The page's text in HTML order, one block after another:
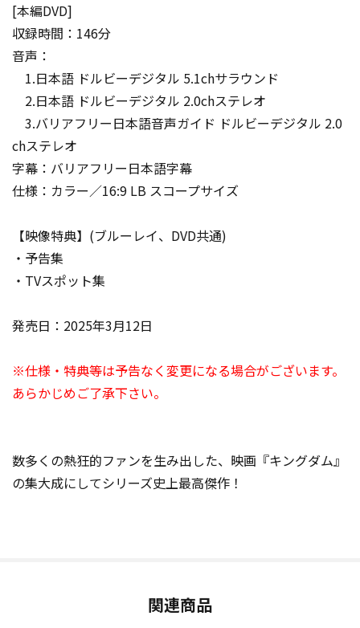
[本編DVD]
収録時間：146分
音声：
1.日本語 ドルビーデジタル 5.1chサラウンド
2.日本語 ドルビーデジタル 2.0chステレオ
3.バリアフリー日本語音声ガイド ドルビーデジタル 2.0
chステレオ
字幕：バリアフリー日本語字幕
仕様：カラー／16:9 LB スコープサイズ
【映像特典】(ブルーレイ、DVD共通)
・予告集
・TVスポット集
発売日：2025年3月12日
※仕様・特典等は予告なく変更になる場合がございます。
あらかじめご了承下さい。
数多くの熱狂的ファンを生み出した、映画『キングダム』
の集大成にしてシリーズ史上最高傑作！
関連商品